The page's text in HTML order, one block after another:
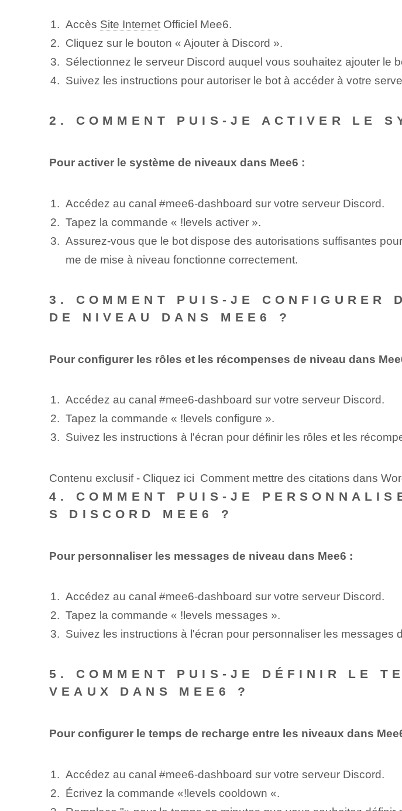
Accès Site InternetOfficiel Mee6.
Cliquez sur le bouton « Ajouter à Discord ».
Sélectionnez le serveur Discord auquel vous souhaitez ajouter le
Suivez les instructions pour autoriser le bot à accéder à votre
2. COMMENT PUIS-JE ACTIVER LE
Pour activer le système de niveaux dans Mee6 :
Accédez au canal #mee6-dashboard sur votre serveur Discord.
Tapez la commande « !levels activer ».
Assurez-vous que le bot dispose des autorisations suffisantes
me de mise à niveau fonctionne correctement.
3. COMMENT PUIS-JE CONFIGURER
DE NIVEAU DANS MEE6 ?
Pour configurer les rôles et les récompenses de niveau dans
Accédez au canal #mee6-dashboard sur votre serveur Discord.
Tapez la commande « !levels configure ».
Suivez les instructions à l'écran pour définir les rôles et les
Contenu exclusif - Cliquez ici Comment mettre des citations dans
4. COMMENT PUIS-JE
S DISCORD MEE6 ?
Pour personnaliser les messages de niveau dans Mee6 :
Accédez au canal #mee6-dashboard sur votre serveur Discord.
Tapez la commande « !levels messages ».
Suivez les instructions à l'écran pour personnaliser les messages
5. COMMENT PUIS-JE DÉFINIR LE
VEAUX DANS MEE6 ?
Pour configurer le temps de recharge entre les niveaux dans
Accédez au canal #mee6-dashboard sur votre serveur Discord.
Écrivez la commande «!levels cooldown «.